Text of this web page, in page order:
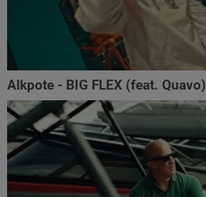
Alkpote - BIG FLEX (feat. Quavo)